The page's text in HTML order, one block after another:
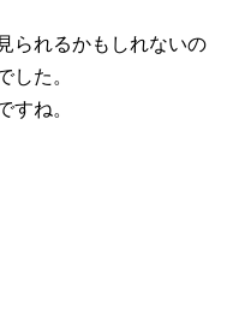
られるかもしれないの
した。
すね。